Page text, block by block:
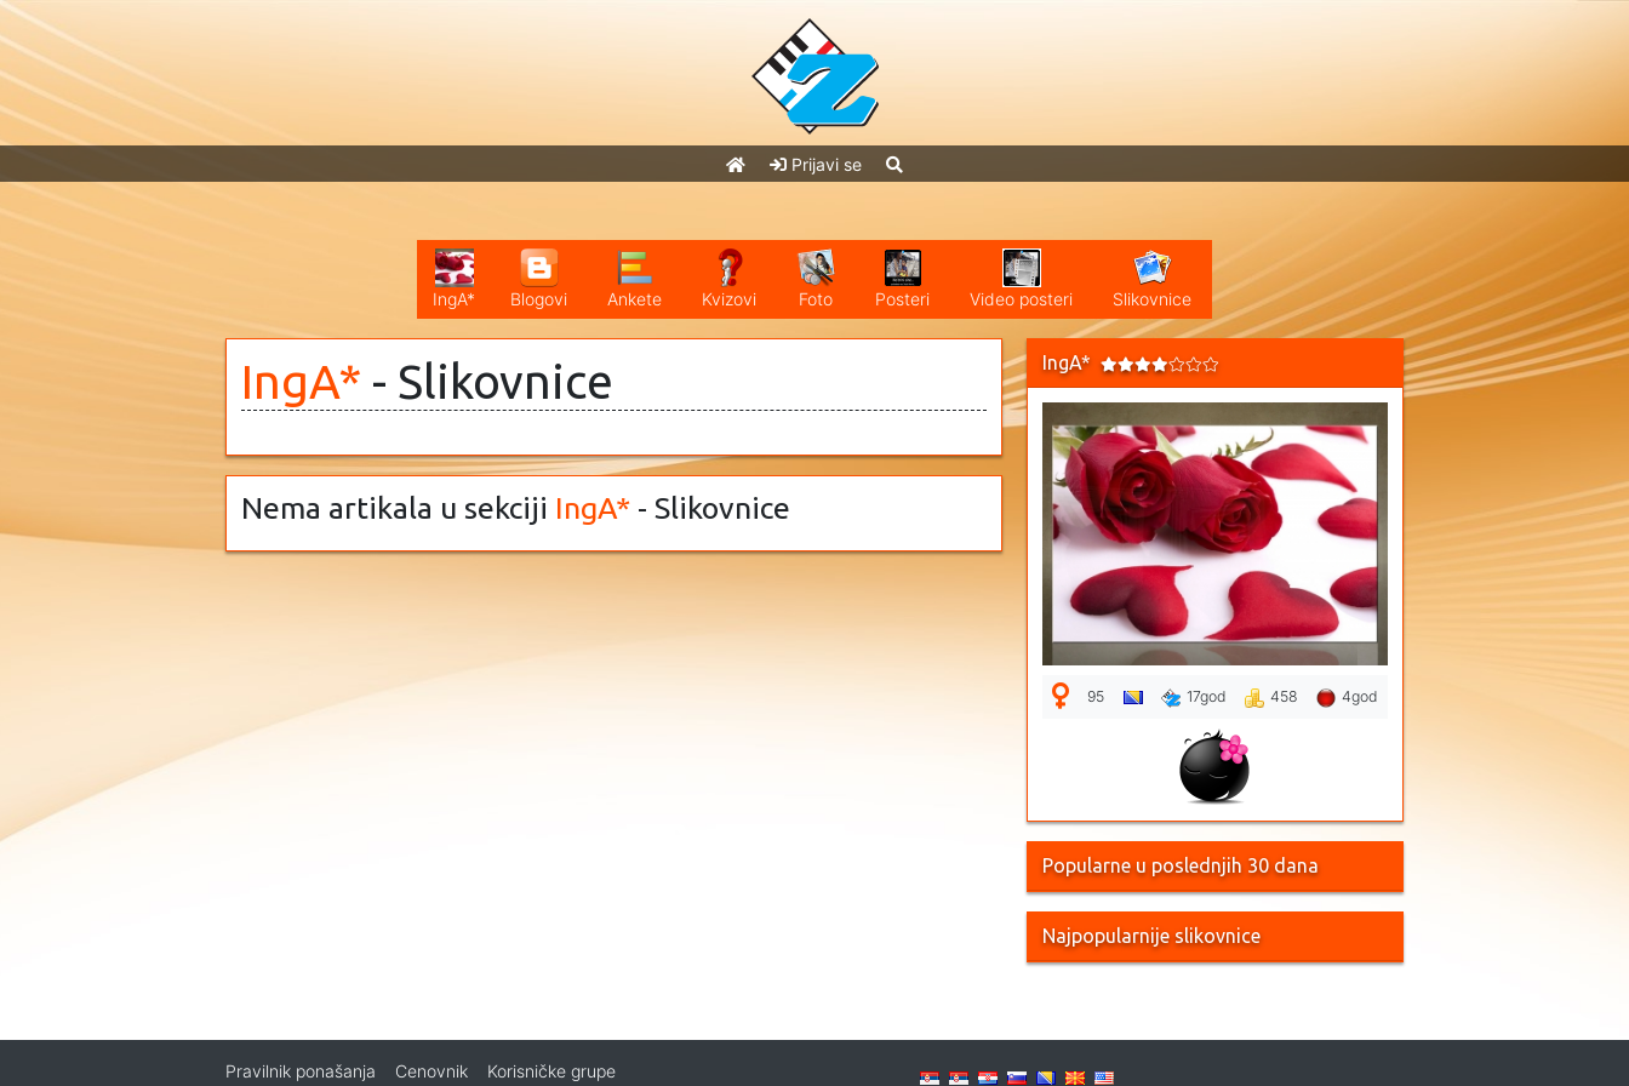
Prijavi se
IngA* Blogovi Ankete Kvizovi Foto Posteri Video posteri Slikovnice
IngA* - Slikovnice
Nema artikala u sekciji IngA* - Slikovnice
IngA*
95 17god 458 4god
Popularne u poslednjih 30 dana
Najpopularnije slikovnice
Pravilnik ponašanja Cenovnik Korisničke grupe